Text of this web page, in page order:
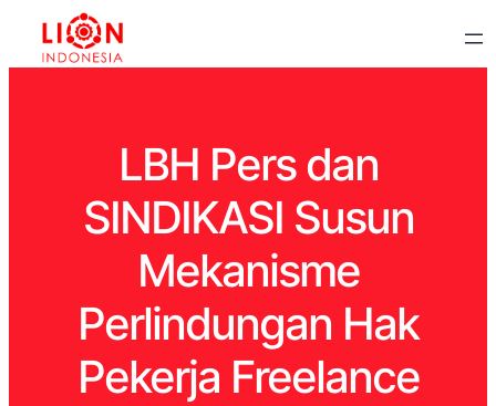
LBH Pers dan
SINDIKASI Susun
Mekanisme
Perlindungan Hak
Pekerja Freelance